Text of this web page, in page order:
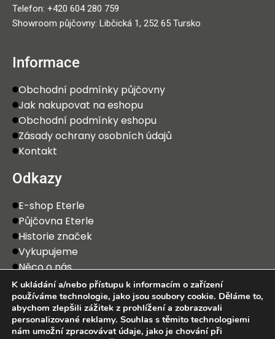
Telefon: +420 604 280 759
Showroom půjčovny: Libčická 1, 252 65 Tursko
Informace
Obchodní podmínky půjčovny
Jak nakupovat na eshopu
Obchodní podmínky eshopu
Zásady ochrany osobních údajů
Kontakt
Odkazy
E-shop Eterle
Půjčovna Eterle
Historie značek
Vykupujeme
Něco o nás
K ukládání a/nebo přístupu k informacím o zařízení
používáme technologie, jako jsou soubory cookie. Děláme to,
abychom zlepšili zážitek z prohlížení a zobrazovali
personalizované reklamy. Souhlas s těmito technologiemi
nám umožní zpracovávat údaje, jako je chování při